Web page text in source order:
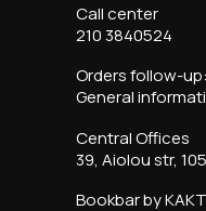
Call center
210 3840524
Orders follow-
General
Central Offices
39, Aiolou str,
Bookbar by